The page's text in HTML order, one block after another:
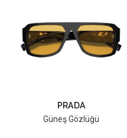
PRADA
Güneş Gözlüğü